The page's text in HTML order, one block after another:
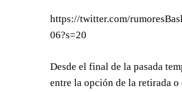
https://twitter.com/
06?s=20
Desde el final de la pasada
entre la opción de la retirada